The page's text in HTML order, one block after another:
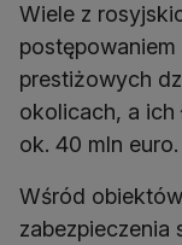
Wiele z
prestiżowych
okolicach, a ich
ok. 40 mln euro.
Wśród
zabezpieczenia